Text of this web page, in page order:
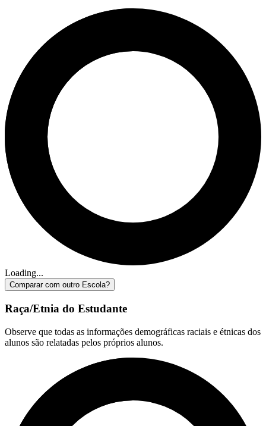
Loading...
Comparar com outro Escola?
Raça/Etnia do Estudante
Observe que todas as informações demográficas raciais e étnicas dos
alunos são relatadas pelos próprios alunos.